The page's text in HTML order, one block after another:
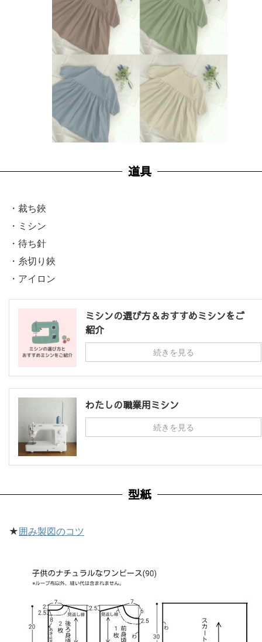
道具
・裁ち鋏
・ミシン
・待ち針
・糸切り鋏
・アイロン
ミシンの選び方＆おすすめミシンをご
紹介
続きを見る
わたしの職業用ミシン
続きを見る
型紙
★囲み製図のコツ